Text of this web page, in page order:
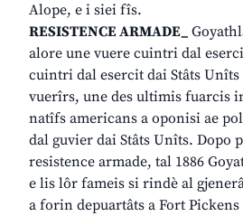
Alope, e i siei fîs.
RESISTENCE ARMADE_
alore une vuere cuintri dal
cuintri dal esercit dai Stâts
vuerîrs, une des ultimis fuarcis
natîfs americans a oponisi ae
dal guvier dai Stâts Unîts. Dopo
resistence armade, tal 1886
e lis lôr fameis si rindè al
a forin depuartâts a Fort